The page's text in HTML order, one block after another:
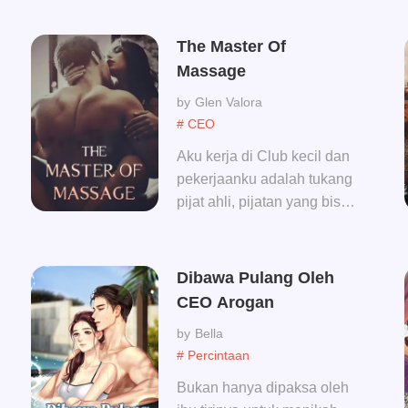
Kezia meminta cerai dan
bertemu lagi, Kezia sedang
dipeluk oleh pria lain dan
Alex terlihat marah. “Baru
cerai sudah cari pria lain?”
“Emang apa hubungannya
sama kamu?” Jawab Kezia
# CEO
The Master Of
Massage
Glen Valora
Aku kerja di Club kecil dan
pekerjaanku adalah tukang
pijat ahli, pijatan yang bisa
cewekku ingin aku
seperti itu.....
# Percintaan
Dibawa Pulang Oleh
CEO Arogan
Bella
Bukan hanya dipaksa oleh